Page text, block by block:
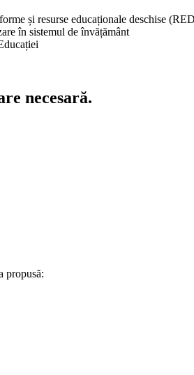
și resurse educaționale deschise
în sistemul de învățământ
necesară.
propusă: